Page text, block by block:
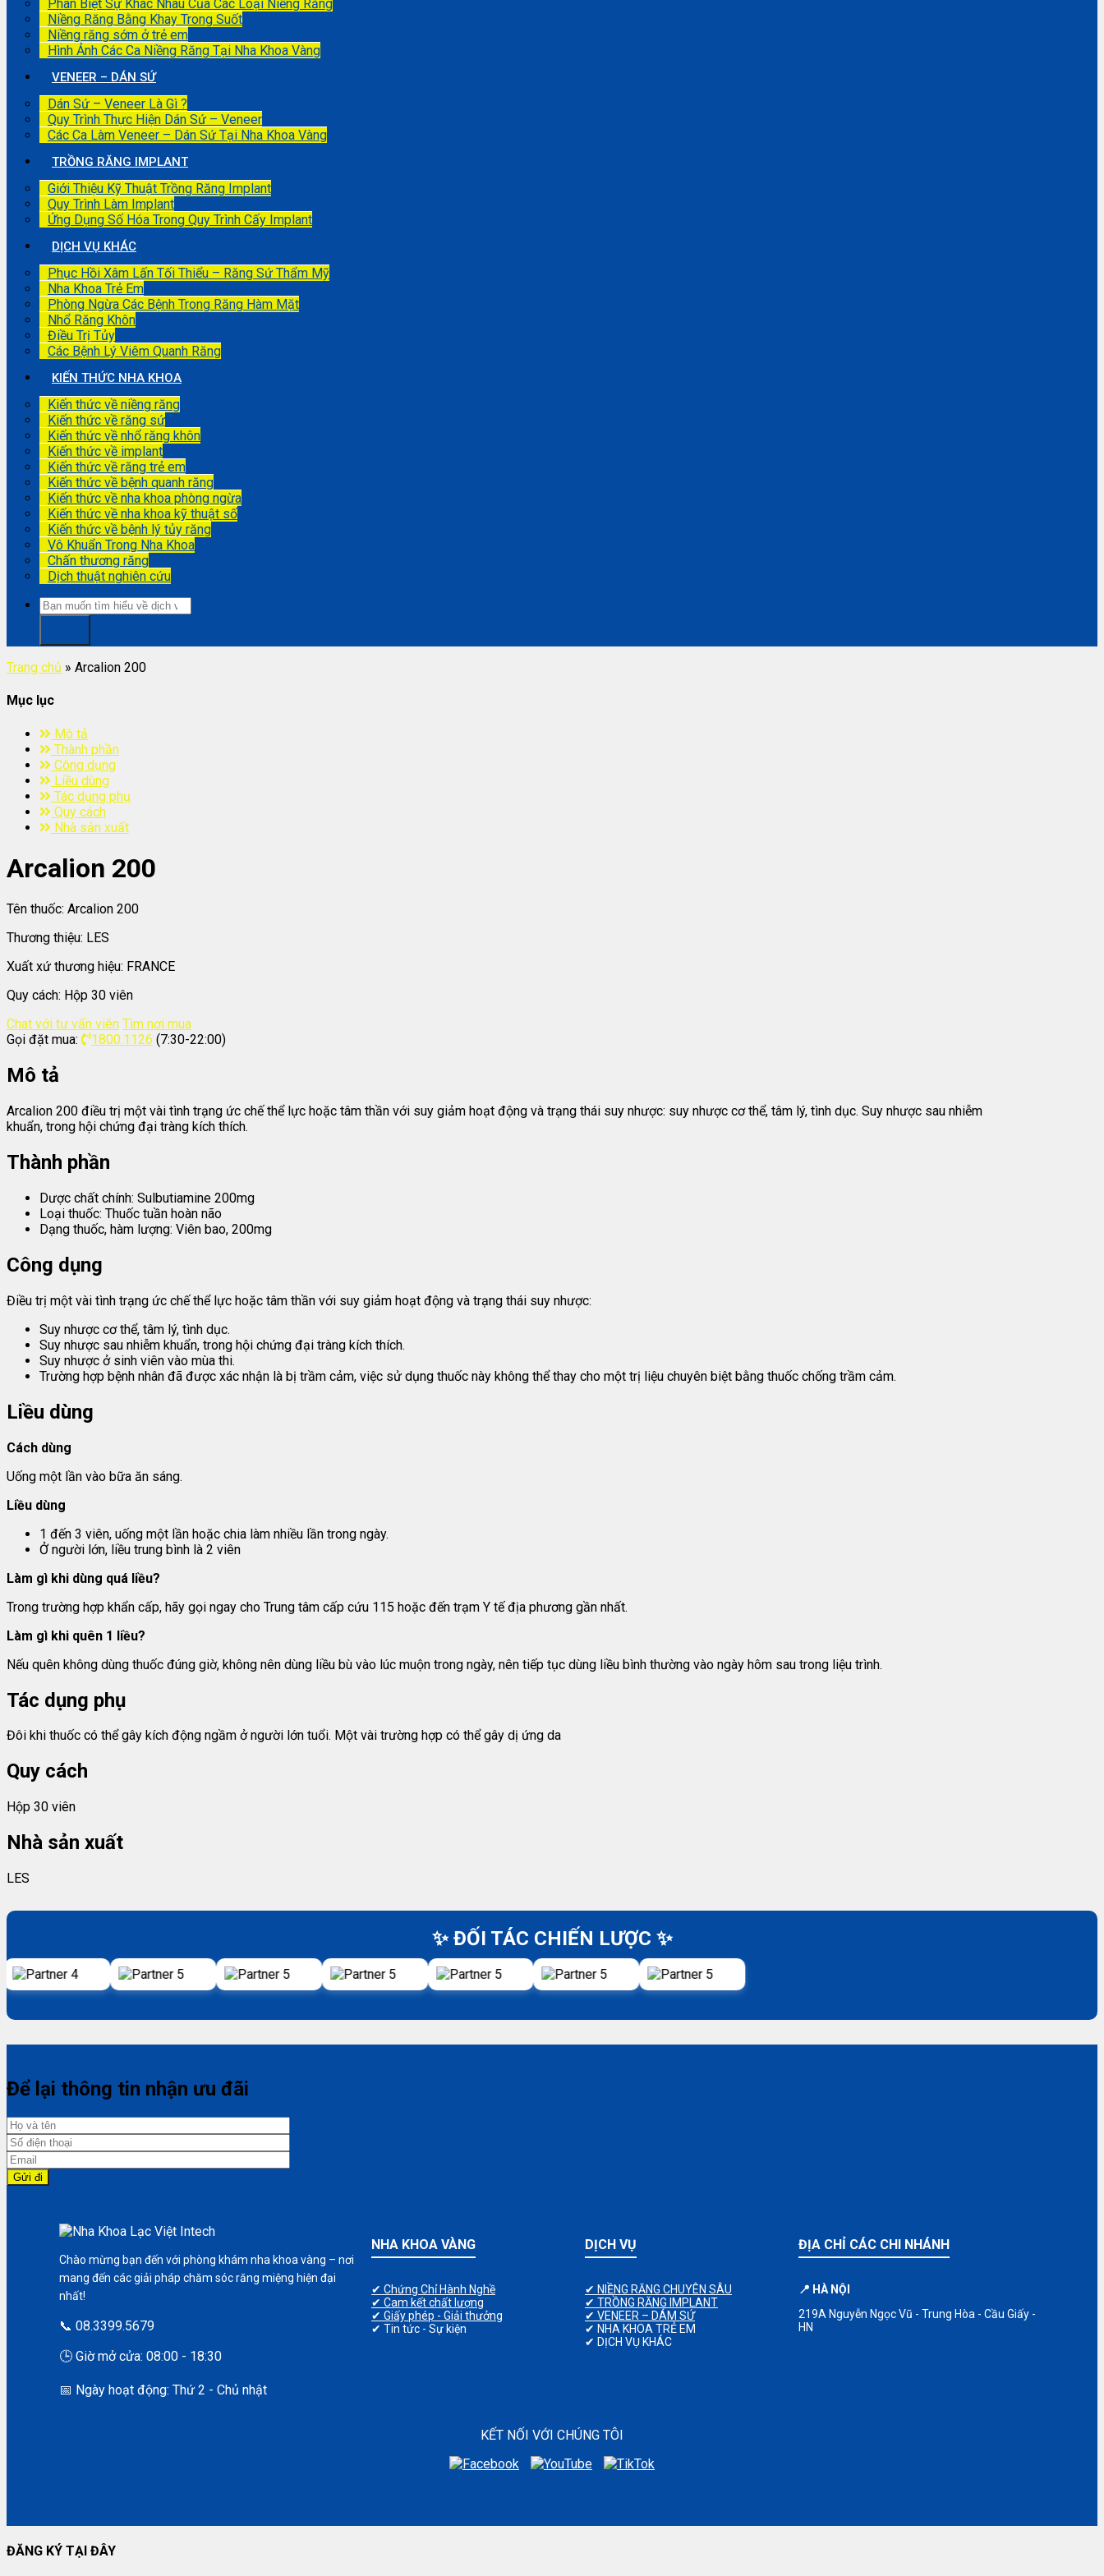
Phân Biệt Sự Khác Nhau Của Các Loại Niềng Răng
Niềng Răng Bằng Khay Trong Suốt
Niềng răng sớm ở trẻ em
Hình Ảnh Các Ca Niềng Răng Tại Nha Khoa Vàng
VENEER – DÁN SỨ
Dán Sứ – Veneer Là Gì ?
Quy Trình Thực Hiện Dán Sứ – Veneer
Các Ca Làm Veneer – Dán Sứ Tại Nha Khoa Vàng
TRỒNG RĂNG IMPLANT
Giới Thiệu Kỹ Thuật Trồng Răng Implant
Quy Trình Làm Implant
Ứng Dụng Số Hóa Trong Quy Trình Cấy Implant
DỊCH VỤ KHÁC
Phục Hồi Xâm Lấn Tối Thiểu – Răng Sứ Thẩm Mỹ
Nha Khoa Trẻ Em
Phòng Ngừa Các Bệnh Trong Răng Hàm Mặt
Nhổ Răng Khôn
Điều Trị Tủy
Các Bệnh Lý Viêm Quanh Răng
KIẾN THỨC NHA KHOA
Kiến thức về niềng răng
Kiến thức về răng sứ
Kiến thức về nhổ răng khôn
Kiến thức về implant
Kiến thức về răng trẻ em
Kiến thức về bệnh quanh răng
Kiến thức về nha khoa phòng ngừa
Kiến thức về nha khoa kỹ thuật số
Kiến thức về bệnh lý tủy răng
Vô Khuẩn Trong Nha Khoa
Chấn thương răng
Dịch thuật nghiên cứu
Trang chủ » Arcalion 200
Mục lục
Mô tả
Thành phần
Công dụng
Liều dùng
Tác dụng phụ
Quy cách
Nhà sản xuất
Arcalion 200
Tên thuốc: Arcalion 200
Thương thiệu: LES
Xuất xứ thương hiệu: FRANCE
Quy cách: Hộp 30 viên
Chat với tư vấn viên Tìm nơi mua
Gọi đặt mua:
1800.1126 (7:30-22:00)
Mô tả
Arcalion 200 điều trị một vài tình trạng ức chế thể lực hoặc tâm thần với suy giảm hoạt động và trạng thái suy nhược: suy nhược cơ thể, tâm lý, tình dục. Suy nhược sau nhiễm
khuẩn, trong hội chứng đại tràng kích thích.
Thành phần
Dược chất chính: Sulbutiamine 200mg
Loại thuốc: Thuốc tuần hoàn não
Dạng thuốc, hàm lượng: Viên bao, 200mg
Công dụng
Điều trị một vài tình trạng ức chế thể lực hoặc tâm thần với suy giảm hoạt động và trạng thái suy nhược:
Suy nhược cơ thể, tâm lý, tình dục.
Suy nhược sau nhiễm khuẩn, trong hội chứng đại tràng kích thích.
Suy nhược ở sinh viên vào mùa thi.
Trường hợp bệnh nhân đã được xác nhận là bị trầm cảm, việc sử dụng thuốc này không thể thay cho một trị liệu chuyên biệt bằng thuốc chống trầm cảm.
Liều dùng
Cách dùng
Uống một lần vào bữa ăn sáng.
Liều dùng
1 đến 3 viên, uống một lần hoặc chia làm nhiều lần trong ngày.
Ở người lớn, liều trung bình là 2 viên
Làm gì khi dùng quá liều?
Trong trường hợp khẩn cấp, hãy gọi ngay cho Trung tâm cấp cứu 115 hoặc đến trạm Y tế địa phương gần nhất.
Làm gì khi quên 1 liều?
Nếu quên không dùng thuốc đúng giờ, không nên dùng liều bù vào lúc muộn trong ngày, nên tiếp tục dùng liều bình thường vào ngày hôm sau trong liệu trình.
Tác dụng phụ
Đôi khi thuốc có thể gây kích động ngầm ở người lớn tuổi. Một vài trường hợp có thể gây dị ứng da
Quy cách
Hộp 30 viên
Nhà sản xuất
LES
✨ ĐỐI TÁC CHIẾN LƯỢC ✨
Để lại thông tin nhận ưu đãi
Chào mừng bạn đến với phòng khám nha khoa vàng – nơi
mang đến các giải pháp chăm sóc răng miệng hiện đại
nhất!
📞 08.3399.5679
🕒 Giờ mở cửa: 08:00 - 18:30
📅 Ngày hoạt động: Thứ 2 - Chủ nhật
NHA KHOA VÀNG
✔ Chứng Chỉ Hành Nghề
✔ Cam kết chất lượng
✔ Giấy phép - Giải thưởng
✔ Tin tức - Sự kiện
DỊCH VỤ
✔ NIỀNG RĂNG CHUYÊN SÂU
✔ TRỒNG RĂNG IMPLANT
✔ VENEER – DÁM SỨ
✔ NHA KHOA TRẺ EM
✔ DỊCH VỤ KHÁC
ĐỊA CHỈ CÁC CHI NHÁNH
📍 HÀ NỘI
219A Nguyễn Ngọc Vũ - Trung Hòa - Cầu Giấy -
HN
KẾT NỐI VỚI CHÚNG TÔI
ĐĂNG KÝ TẠI ĐÂY